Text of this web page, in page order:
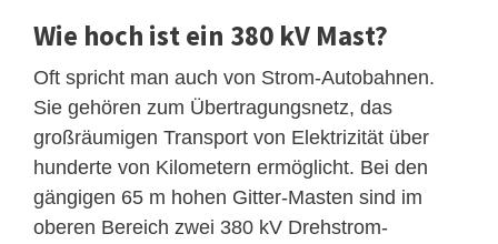
Wie hoch ist ein 380 kV Mast?
Oft spricht man auch von Strom-Autobahnen.
Sie gehören zum Übertragungsnetz, das
großräumigen Transport von Elektrizität über
hunderte von Kilometern ermöglicht. Bei den
gängigen 65 m hohen Gitter-Masten sind im
oberen Bereich zwei 380 kV Drehstrom-